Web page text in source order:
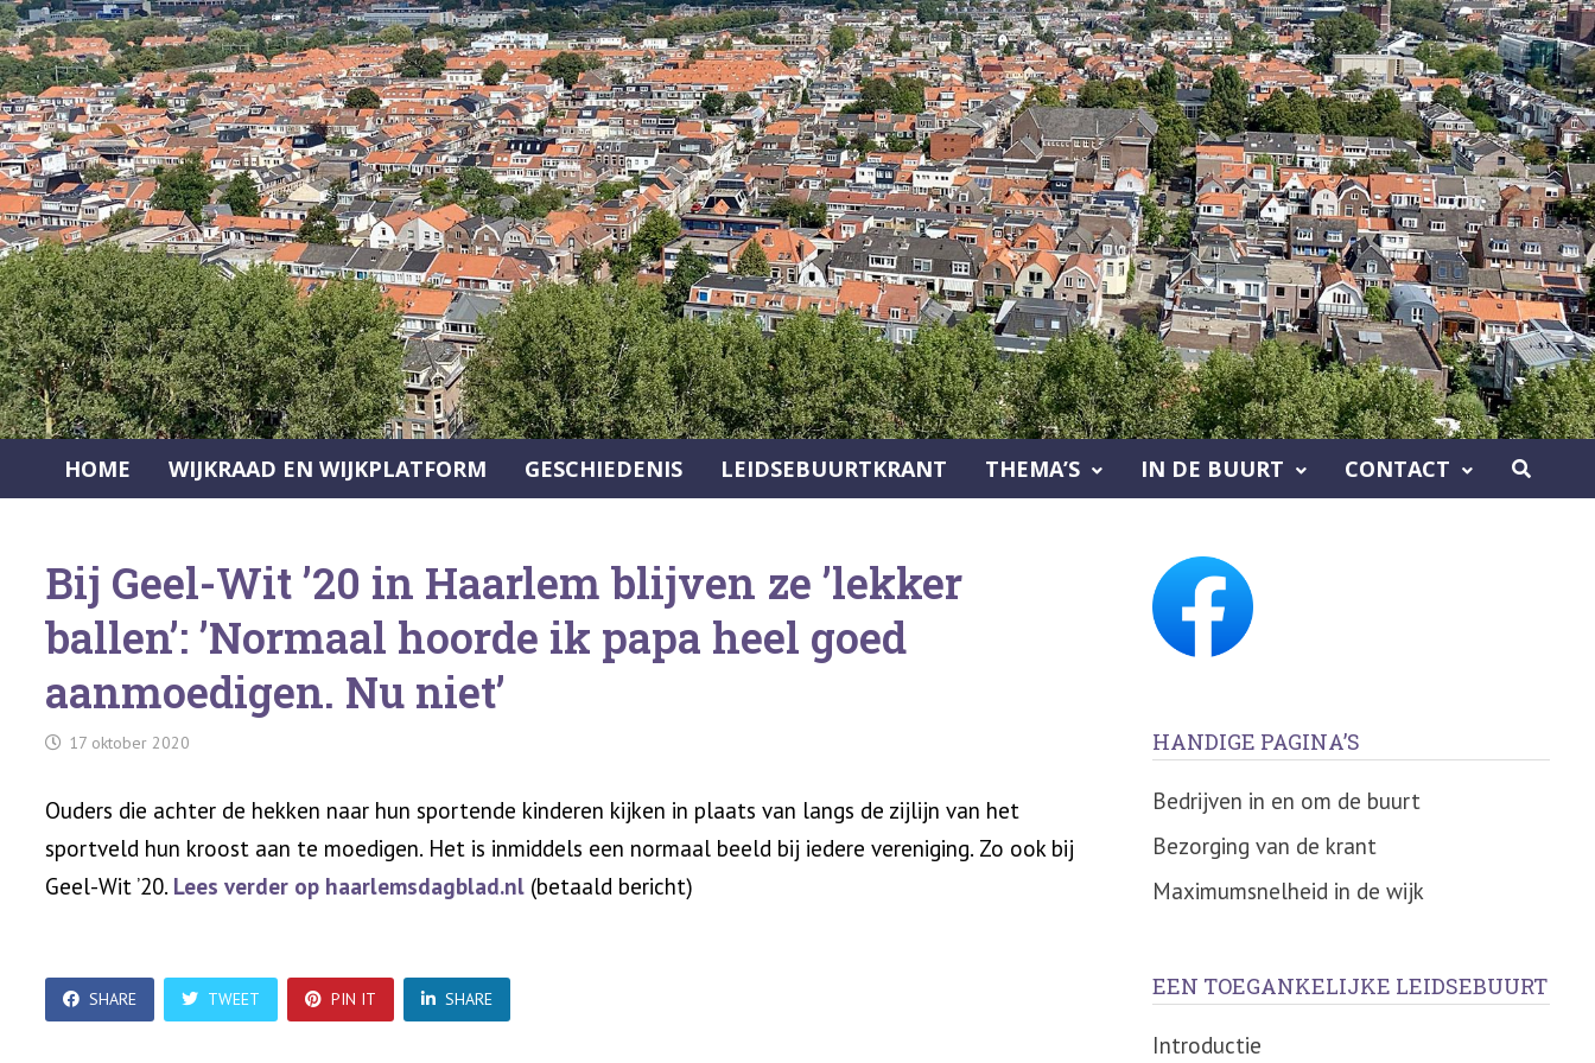
Ga
naar
de
inhoud
HOME WIJKRAAD EN WIJKPLATFORM GESCHIEDENIS LEIDSEBUURTKRANT THEMA’S IN DE BUURT CONTACT
Bij Geel-Wit ’20 in Haarlem blijven ze ’lekker
ballen’: ’Normaal hoorde ik papa heel goed
aanmoedigen. Nu niet’
17 oktober 2020
Ouders die achter de hekken naar hun sportende kinderen kijken in plaats van langs de zijlijn van het
sportveld hun kroost aan te moedigen. Het is inmiddels een normaal beeld bij iedere vereniging. Zo ook bij
Geel-Wit ’20. Lees verder op haarlemsdagblad.nl (betaald bericht)
SHARE TWEET PIN IT SHARE
HANDIGE PAGINA’S
Bedrijven in en om de buurt
Bezorging van de krant
Maximumsnelheid in de wijk
EEN TOEGANKELIJKE LEIDSEBUURT
Introductie